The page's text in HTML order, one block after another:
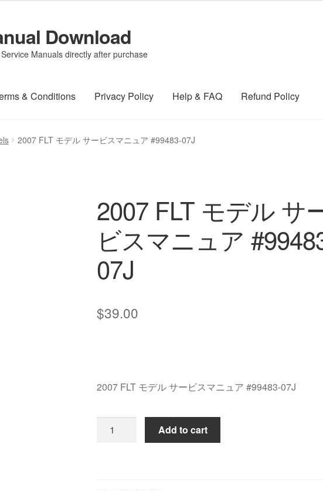
Download
Manuals directly after purchase
& Conditions Privacy Policy Help & FAQ Refund Policy
2007 FLT モデル サービスマニュア #99483-07J
2007 FLT モデル サ
ビスマニュア
07J
$39.00
2007 FLT モデル サービスマニュア #99483-07J
2007
Add to cart